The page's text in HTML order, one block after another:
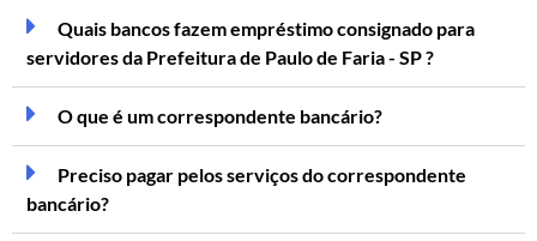
Quais bancos fazem empréstimo consignado para
servidores da Prefeitura de Paulo de Faria - SP ?
O que é um correspondente bancário?
Preciso pagar pelos serviços do correspondente
bancário?